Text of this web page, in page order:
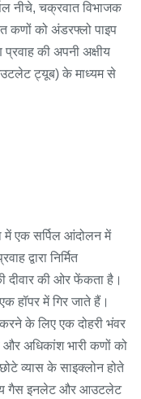
नीचे, चक्रवात विभाजक
कणों को अंडरफ्लो पाइप
की अपनी अक्षीय
ट्यूब) के माध्यम से
में एक सर्पिल आंदोलन में
द्वारा निर्मित
दीवार की ओर फेंकता है।
हॉपर में गिर जाते हैं।
के लिए एक दोहरी भंवर
और अधिकांश भारी कणों को
व्यास के साइक्लोन होते
गैस इनलेट और आउटलेट